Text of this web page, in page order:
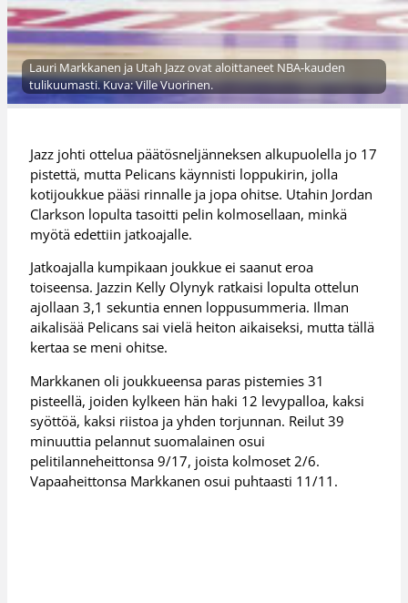
Lauri Markkanen ja Utah Jazz ovat aloittaneet NBA-kauden
tulikuumasti. Kuva: Ville Vuorinen.
Jazz johti ottelua päätösneljänneksen alkupuolella jo 17
pistettä, mutta Pelicans käynnisti loppukirin, jolla
kotijoukkue pääsi rinnalle ja jopa ohitse. Utahin Jordan
Clarkson lopulta tasoitti pelin kolmosellaan, minkä
myötä edettiin jatkoajalle.
Jatkoajalla kumpikaan joukkue ei saanut eroa
toiseensa. Jazzin Kelly Olynyk ratkaisi lopulta ottelun
ajollaan 3,1 sekuntia ennen loppusummeria. Ilman
aikalisää Pelicans sai vielä heiton aikaiseksi, mutta tällä
kertaa se meni ohitse.
Markkanen oli joukkueensa paras pistemies 31
pisteellä, joiden kylkeen hän haki 12 levypalloa, kaksi
syöttöä, kaksi riistoa ja yhden torjunnan. Reilut 39
minuuttia pelannut suomalainen osui
pelitilanneheittonsa 9/17, joista kolmoset 2/6.
Vapaaheittonsa Markkanen osui puhtaasti 11/11.